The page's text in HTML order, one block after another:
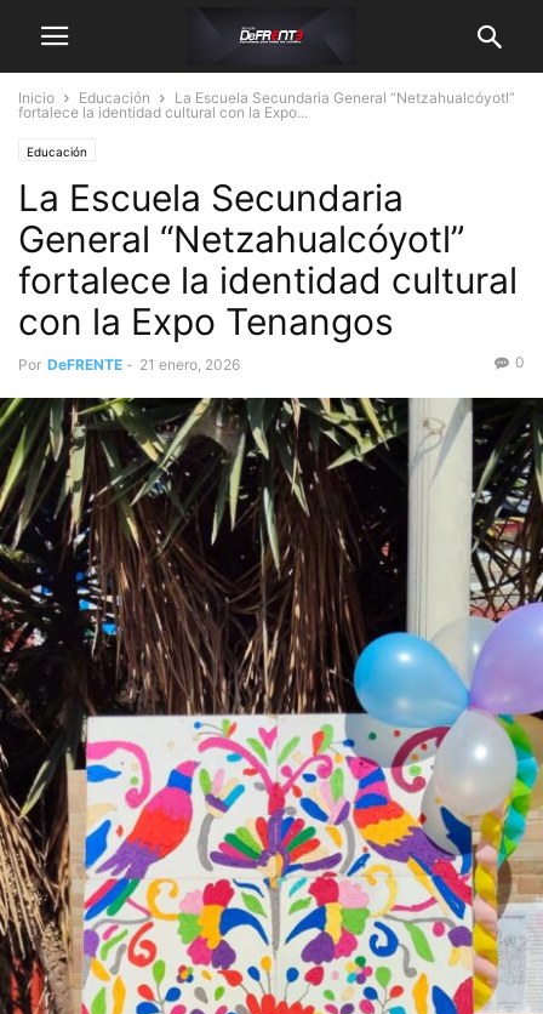
Inicio Educación
La Escuela Secundaria General “Netzahualcóyotl”
fortalece la identidad cultural con la Expo...
Educación
La Escuela Secundaria
General “Netzahualcóyotl”
fortalece la identidad cultural
con la Expo Tenangos
Por DeFRENTE - 21 enero, 2026 0